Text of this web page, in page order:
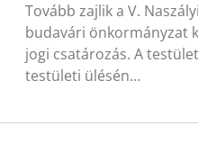
Tovább zajlik a V.
budavári önkormányzat
jogi csatározás. A
testületi ülésén…